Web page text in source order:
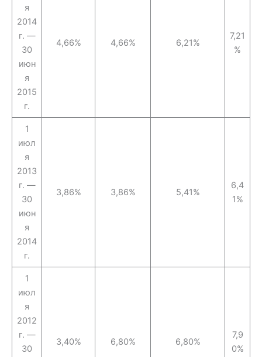
я
2014
г. —
30
июн
я
2015
г.
4,66% 4,66% 6,21%
7,21
%
1
июл
я
2013
г. —
30
июн
я
2014
г.
3,86% 3,86% 5,41%
6,4
1%
1
июл
я
2012
г. —
30
3,40% 6,80% 6,80%
7,9
0%